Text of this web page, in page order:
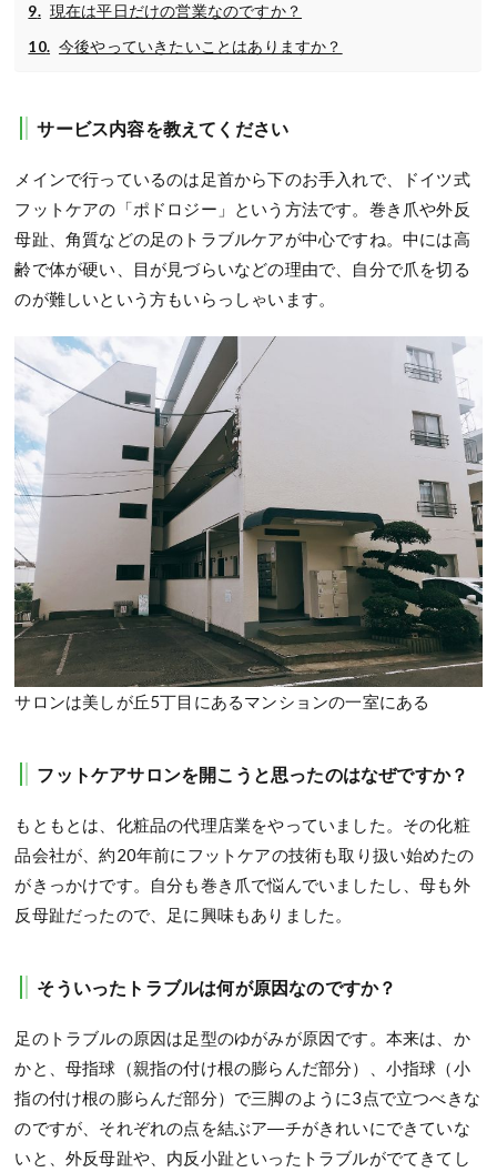
現在は平日だけの営業なのですか？
今後やっていきたいことはありますか？
サービス内容を教えてください
メインで行っているのは足首から下のお手入れで、ドイツ式
フットケアの「ポドロジー」という方法です。巻き爪や外反
母趾、角質などの足のトラブルケアが中心ですね。中には高
齢で体が硬い、目が見づらいなどの理由で、自分で爪を切る
のが難しいという方もいらっしゃいます。
サロンは美しが丘5丁目にあるマンションの一室にある
フットケアサロンを開こうと思ったのはなぜですか？
もともとは、化粧品の代理店業をやっていました。その化粧
品会社が、約20年前にフットケアの技術も取り扱い始めたの
がきっかけです。自分も巻き爪で悩んでいましたし、母も外
反母趾だったので、足に興味もありました。
そういったトラブルは何が原因なのですか？
足のトラブルの原因は足型のゆがみが原因です。本来は、か
かと、母指球（親指の付け根の膨らんだ部分）、小指球（小
指の付け根の膨らんだ部分）で三脚のように3点で立つべきな
のですが、それぞれの点を結ぶア―チがきれいにできていな
いと、外反母趾や、内反小趾といったトラブルがでてきてし